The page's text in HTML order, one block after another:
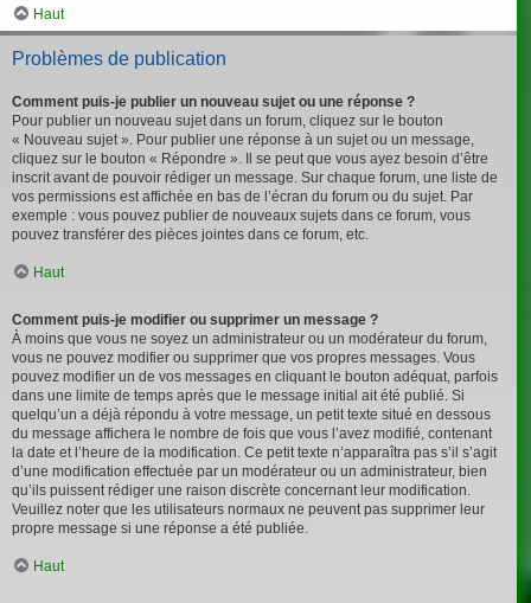
Haut
Problèmes de publication
Comment puis-je publier un nouveau sujet ou une réponse ?
Pour publier un nouveau sujet dans un forum, cliquez sur le bouton
« Nouveau sujet ». Pour publier une réponse à un sujet ou un message,
cliquez sur le bouton « Répondre ». Il se peut que vous ayez besoin d’être
inscrit avant de pouvoir rédiger un message. Sur chaque forum, une liste de
vos permissions est affichée en bas de l’écran du forum ou du sujet. Par
exemple : vous pouvez publier de nouveaux sujets dans ce forum, vous
pouvez transférer des pièces jointes dans ce forum, etc.
Haut
Comment puis-je modifier ou supprimer un message ?
À moins que vous ne soyez un administrateur ou un modérateur du forum,
vous ne pouvez modifier ou supprimer que vos propres messages. Vous
pouvez modifier un de vos messages en cliquant le bouton adéquat, parfois
dans une limite de temps après que le message initial ait été publié. Si
quelqu’un a déjà répondu à votre message, un petit texte situé en dessous
du message affichera le nombre de fois que vous l’avez modifié, contenant
la date et l’heure de la modification. Ce petit texte n’apparaîtra pas s’il s’agit
d’une modification effectuée par un modérateur ou un administrateur, bien
qu’ils puissent rédiger une raison discrète concernant leur modification.
Veuillez noter que les utilisateurs normaux ne peuvent pas supprimer leur
propre message si une réponse a été publiée.
Haut